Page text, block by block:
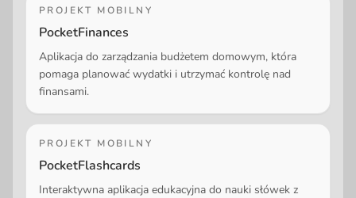
PROJEKT MOBILNY
PocketFinances
Aplikacja do zarządzania budżetem domowym, która
pomaga planować wydatki i utrzymać kontrolę nad
finansami.
PROJEKT MOBILNY
PocketFlashcards
Interaktywna aplikacja edukacyjna do nauki słówek z